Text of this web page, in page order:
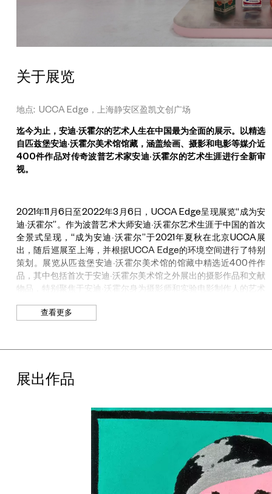
关于展览
地点: UCCA Edge，上海静安区盈凯文创广场
迄今为止，安迪·沃霍尔的艺术人生在中国最为全面的展示。以精选
自匹兹堡安迪·沃霍尔美术馆馆藏，涵盖绘画、摄影和电影等媒介近
400件作品对传奇波普艺术家安迪·沃霍尔的艺术生涯进行全新审
视。
2021年11月6日至2022年3月6日，UCCA Edge呈现展览“成为安
迪·沃霍尔”。作为波普艺术大师安迪·沃霍尔艺术生涯于中国的首次
全景式呈现，“成为安迪·沃霍尔”于2021年夏秋在北京UCCA展
出，随后巡展至上海，并根据UCCA Edge的环境空间进行了特别
策划。展览从匹兹堡安迪·沃霍尔美术馆的馆藏中精选近400件作
品，其中包括首次于安迪·沃霍尔美术馆之外展出的摄影作品和文献
物品，特别聚焦于安迪·沃霍尔身为摄影师和实验电影制作人的艺术
与艺术遗产。基于对沃霍尔人生和多元艺术实践最新的学术研究，
觉艺术发展的深刻影响。“成为安迪·沃霍尔”由UCCA与安迪·沃霍
亚兹及馆长帕特里克·摩尔共同策划，展览空间由陈小溪担纲设计。
厂”互动体验区。展览通过绘画、照片、物品、电影、沃霍尔年轻
时的文献物品，以及诸如斯蒂芬·肖尔和戴维·麦凯布同时期拍摄的
沃霍尔照片，对沃霍尔的人生和职业生涯展开了非线性的探索。
“缘起”章节通过沃霍尔的早期绘画作品、文献照片为观众介绍了艺
术家，及其最初作为移民和拜占庭天主教徒在匹兹堡工薪阶级社区
的早期生活，沃霍尔与母亲朱莉娅·沃霍拉的亲密关系对其的影响，
以及母子二人充满创意的共同创作。这一章节还展示了沃霍尔藉在
查看更多
展出作品